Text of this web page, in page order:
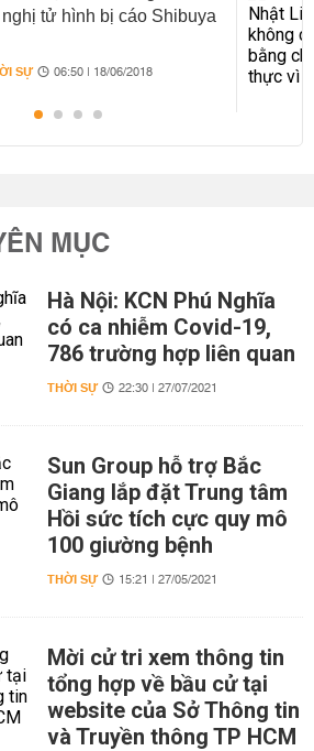
tử hình bị cáo Shibuya
SỰ 06:50 | 18/06/2018
MỤC
Hà Nội: KCN Phú Nghĩa
có ca nhiễm Covid-19,
786 trường hợp liên quan
THỜI SỰ 22:30 | 27/07/2021
Sun Group hỗ trợ Bắc
Giang lắp đặt Trung tâm
Hồi sức tích cực quy mô
100 giường bệnh
THỜI SỰ 15:21 | 27/05/2021
Mời cử tri xem thông tin
tổng hợp về bầu cử tại
website của Sở Thông tin
và Truyền thông TP HCM